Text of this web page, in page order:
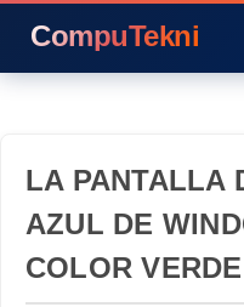
CompuTekni
LA PANTALLA
AZUL DE
COLOR VERDE